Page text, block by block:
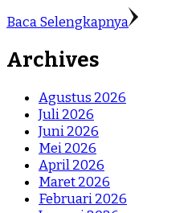
Baca Selengkapnya
Archives
Agustus 2026
Juli 2026
Juni 2026
Mei 2026
April 2026
Maret 2026
Februari 2026